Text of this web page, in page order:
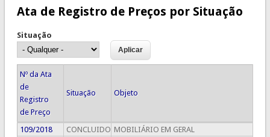
Ata de Registro de Preços por Situação
Situação
Nº da Ata
de
Registro
de Preço
Situação Objeto
109/2018 CONCLUIDO MOBILIÁRIO EM GERAL